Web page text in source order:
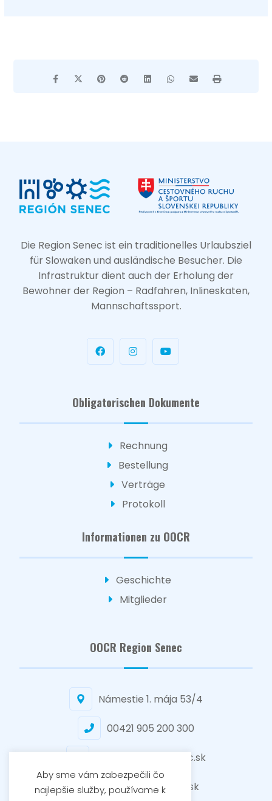
Die Region Senec ist ein traditionelles Urlaubsziel
für Slowaken und ausländische Besucher. Die
Infrastruktur dient auch der Erholung der
Bewohner der Region – Radfahren, Inlineskaten,
Mannschaftssport.
Obligatorischen Dokumente
Rechnung
Bestellung
Verträge
Protokoll
Informationen zu OOCR
Geschichte
Mitglieder
OOCR Region Senec
Námestie 1. mája 53/4
00421 905 200 300
senec@regionsenec.sk
www.regionsenec.sk
Aby sme vám zabezpečili čo
najlepšie služby, používame k